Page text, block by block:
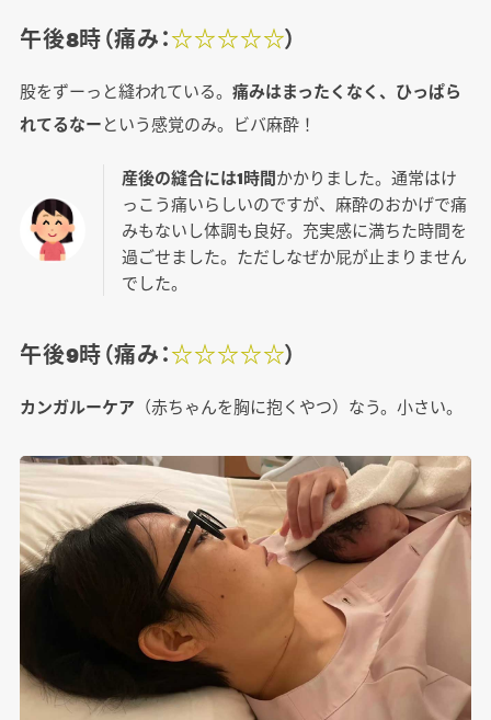
午後8時（痛み：☆☆☆☆☆）
股をずーっと縫われている。 痛みはまったくなく、ひっぱら
れてるなーという感覚のみ。ビバ麻酔！
産後の縫合には1時間かかりました。通常はけ
っこう痛いらしいのですが、麻酔のおかげで痛
みもないし体調も良好。充実感に満ちた時間を
過ごせました。ただしなぜか屁が止まりません
でした。
午後9時（痛み：☆☆☆☆☆）
カンガルーケア （赤ちゃんを胸に抱くやつ）なう。小さい。